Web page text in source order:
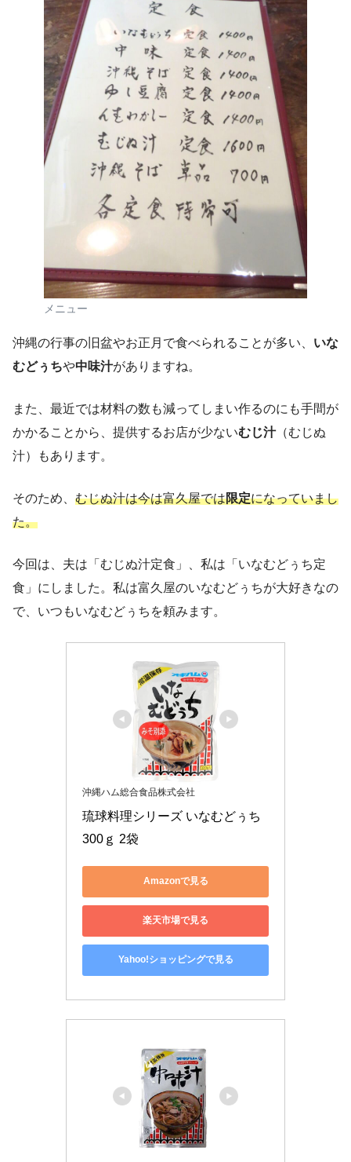
メニュー
沖縄の行事の旧盆やお正月で食べられることが多い、 いな
むどぅちや中味汁がありますね。
また、最近では材料の数も減ってしまい作るのにも手間が
かかることから、提供するお店が少ないむじ汁（むじぬ
汁）もあります。
そのため、 むじぬ汁は今は富久屋では限定になっていまし
た。
今回は、夫は「むじぬ汁定食」、私は「いなむどぅち定
食」にしました。私は富久屋のいなむどぅちが大好きなの
で、いつもいなむどぅちを頼みます。
沖縄ハム総合食品株式会社
琉球料理シリーズ いなむどぅち
300ｇ 2袋
Amazonで見る
楽天市場で見る
Yahoo!ショッピングで見る